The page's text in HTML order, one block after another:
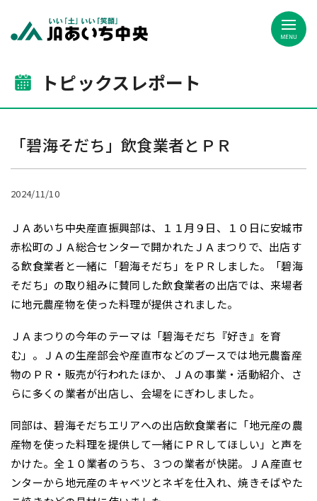
トピックスレポート
「碧海そだち」飲食業者とＰＲ
2024/11/10
ＪＡあいち中央産直振興部は、１１月９日、１０日に安城市
赤松町のＪＡ総合センターで開かれたＪＡまつりで、出店す
る飲食業者と一緒に「碧海そだち」をＰＲしました。「碧海
そだち」の取り組みに賛同した飲食業者の出店では、来場者
に地元農産物を使った料理が提供されました。
ＪＡまつりの今年のテーマは「碧海そだち『好き』を育
む」。ＪＡの生産部会や産直市などのブースでは地元農畜産
物のＰＲ・販売が行われたほか、ＪＡの事業・活動紹介、さ
らに多くの業者が出店し、会場をにぎわしました。
同部は、碧海そだちエリアへの出店飲食業者に「地元産の農
産物を使った料理を提供して一緒にＰＲしてほしい」と声を
かけた。全１０業者のうち、３つの業者が快諾。ＪＡ産直セ
ンターから地元産のキャベツとネギを仕入れ、焼きそばやた